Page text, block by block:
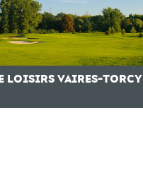
LOISIRS VAIRES-TORCY